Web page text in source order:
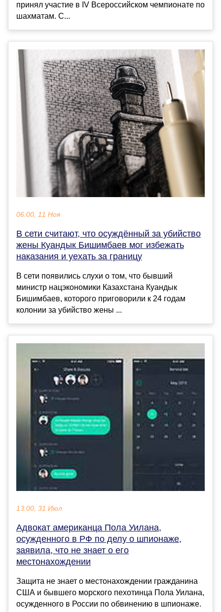
принял участие в IV Всероссийском чемпионате по
шахматам. С...
06:00, 11 Ноя
В сети считают, что осуждённый за убийство
жены Куандык Бишимбаев мог избежать
наказания и уехать за границу
В сети появились слухи о том, что бывший
министр нацэкономики Казахстана Куандык
Бишимбаев, которого приговорили к 24 годам
колонии за убийство жены ...
13:00, 31 Июл
Адвокат американца Пола Уилана,
осужденного в РФ по делу о шпионаже,
заявила, что не знает о его
местонахождении
Защита не знает о местонахождении гражданина
США и бывшего морского пехотинца Пола Уилана,
осужденного в России по обвинению в шпионаже.